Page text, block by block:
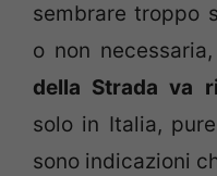
sembrare troppo
o non necessaria,
della Strada va
solo in Italia,
sono indicazioni